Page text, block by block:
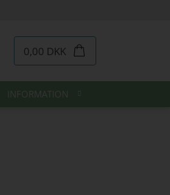
0,00 DKK
INFORMATION